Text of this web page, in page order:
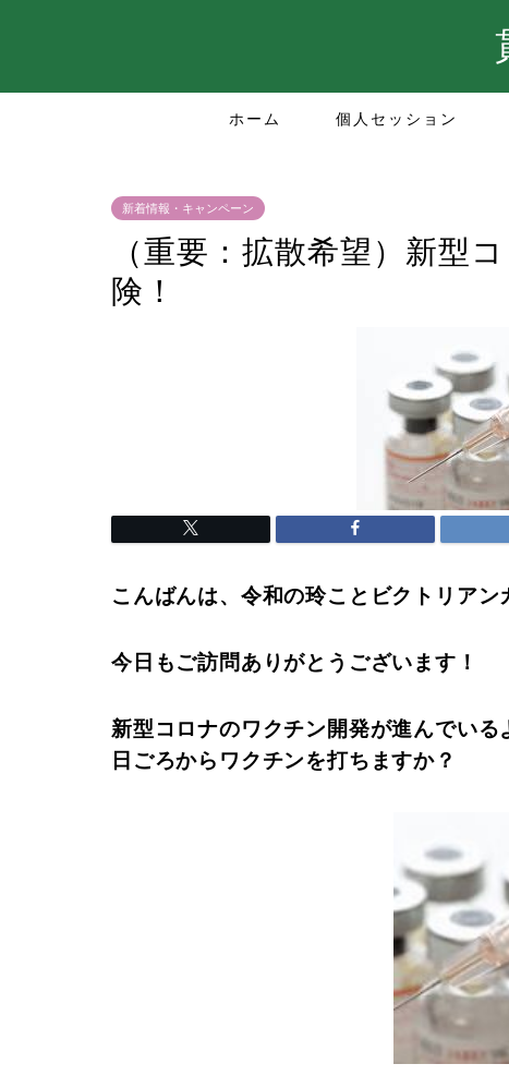
ホーム 個人セッション
新着情報・キャンペーン
（重要：拡散希望）新型
険！
こんばんは、令和の玲ことビクトリアン
今日もご訪問ありがとうございます！
新型コロナのワクチン開発が進んでいる
日ごろからワクチンを打ちますか？